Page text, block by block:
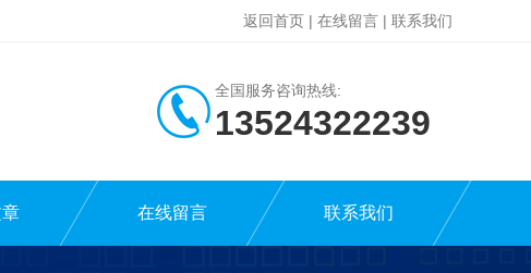
返回首页 | 在线留言 | 联系我们
全国服务咨询热线:
13524322239
在线留言 联系我们